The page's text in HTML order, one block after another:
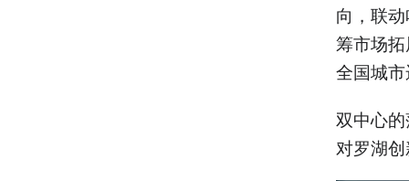
向，联
筹市场
全国城
双中心
对罗湖